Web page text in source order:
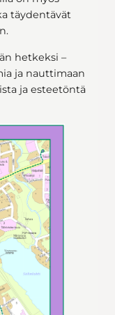
täydentävät
hetkeksi –
ja nauttimaan
ja esteetöntä